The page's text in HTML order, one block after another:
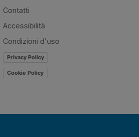
Contatti
Accessibilità
Condizioni d'uso
Privacy Policy
Cookie Policy